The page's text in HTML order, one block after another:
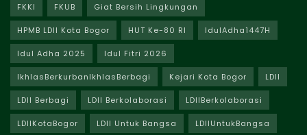
FKKI FKUB Giat Bersih Lingkungan
HPMB LDII Kota Bogor HUT Ke-80 RI IdulAdha1447H
Idul Adha 2025 Idul Fitri 2026
IkhlasBerkurbanIkhlasBerbagi Kejari Kota Bogor LDII
LDII Berbagi LDII Berkolaborasi LDIIBerkolaborasi
LDIIKotaBogor LDII Untuk Bangsa LDIIUntukBangsa